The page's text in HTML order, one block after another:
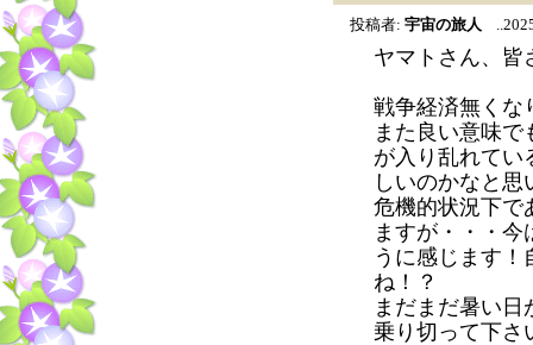
投稿者: 宇宙の旅人
ヤマトさん、皆
戦争経済無くな
また良い意味
が入り乱れてい
しいのかなと
危機的状況下で
ますが・・・
うに感じます
ね！？
まだまだ暑い
乗り切って下さ